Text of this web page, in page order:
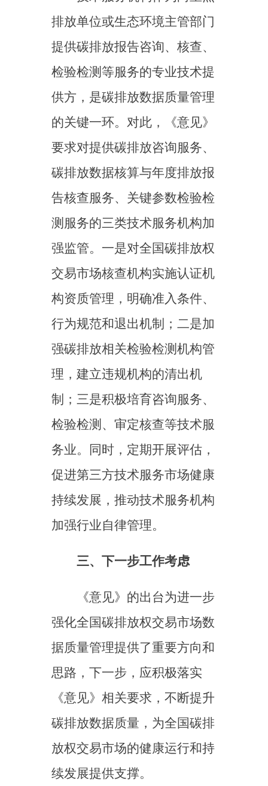
强化全国碳排放权交易市场数
据质量管理提供了重要方向和
思路，下一步，应积极落实
《意见》相关要求，不断提升
碳排放数据质量，为全国碳排
放权交易市场的健康运行和持
续发展提供支撑。
（一）持续完善数据管理
相关制度规范，构建完善技术
规范体系
一是尽快修订出台《碳排
放权交易管理办法（试
行）》，进一步细化全国碳排
放权交易市场数据质量管理的
监测体系，推动计量方式、计
量器具安装和使用、检定校
准、计量能力等计量管理的统
一规范。二是鼓励有条件的地
方和企业探索创新数据质量管
的计量器具外接端口数据与全
国碳市场管理平台的对接，探
泥等行业和试点中的应用。三
是充分利用大数据、人工智能
大模型等工具，强化全国碳市
场管理平台的数据信息化管理
模式，结合行业特性进一步细
化数据质量管理风险点和风险
等级，持续提高异常数据识别